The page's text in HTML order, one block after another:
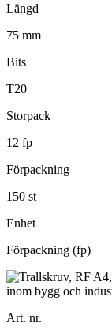
Längd
75 mm
Bits
T20
Storpack
12 fp
Förpackning
150 st
Enhet
Förpackning (fp)
Art. nr.